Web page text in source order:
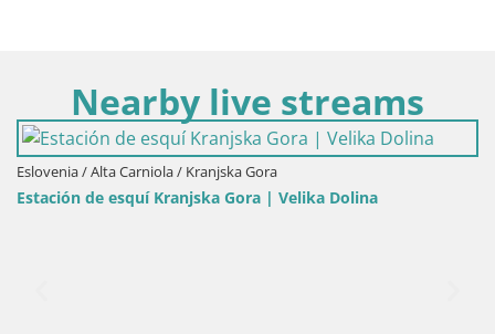
Nearby live streams
Eslovenia / Alta Carniola / Kranjska Gora
Estación de esquí Kranjska Gora | Velika Dolina